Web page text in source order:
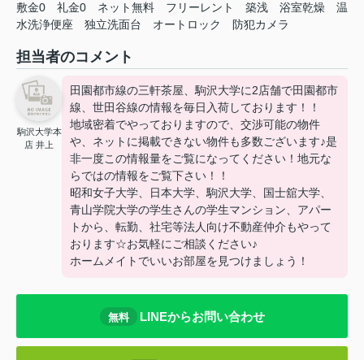
敷金0 礼金0 ネット無料 フリーレント 築浅 浴室乾燥
温
水洗浄便座
独立洗面台 オートロック 防犯カメラ
担当者のコメント
駒沢大学本
店 井上
田園都市線の三軒茶屋、駒沢大学に2店舗で田園都市
線、世田谷線の情報を毎日入荷しております！！
地域密着でやっておりますので、交渉可能の物件
や、ネットに掲載できない物件も多数ございます♪是
非一度この情報量をご覧になってください！地元な
らではの情報をご覧下さい！！
昭和女子大学、日本大学、駒沢大学、国士舘大学、
青山学院大学の学生さんの学生マンション、アパー
トから、転勤、社宅等法人向け不動産仲介もやって
おります☆お気軽にご相談ください♪
ホームメイトでいいお部屋を見つけましょう！
無料 LINEからお問い合わせ